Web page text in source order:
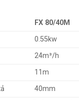
FX 80/40M
0.55kw
24m³/h
11m
40mm